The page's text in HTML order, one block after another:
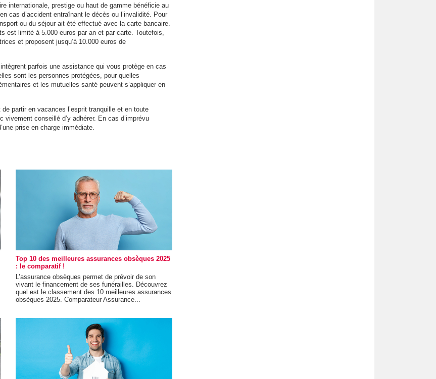
internationale, prestige ou haut de gamme bénéficie au
cas d’accident entraînant le décès ou l’invalidité. Pour
ou du séjour ait été effectué avec la carte bancaire.
est limité à 5.000 euros par an et par carte. Toutefois,
et proposent jusqu’à 10.000 euros de
parfois une assistance qui vous protège en cas
sont les personnes protégées, pour quelles
et les mutuelles santé peuvent s’appliquer en
partir en vacances l’esprit tranquille et en toute
conseillé d’y adhérer. En cas d’imprévu
prise en charge immédiate.
Top 10 des meilleures assurances obsèques 2025
: le comparatif !
L’assurance obsèques permet de prévoir de son
vivant le financement de ses funérailles. Découvrez
quel est le classement des 10 meilleures assurances
obsèques 2025. Comparateur Assurance...